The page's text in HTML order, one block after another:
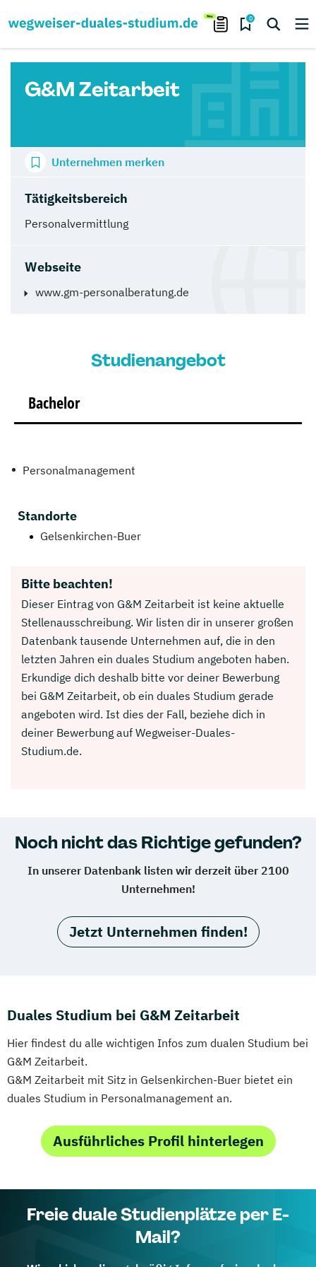
0
G&M Zeitarbeit
Tätigkeitsbereich
Personalvermittlung
Webseite
www.gm-personalberatung.de
Unternehmen merken
Studienangebot
Bachelor
Personalmanagement
Standorte
Gelsenkirchen-Buer
Bitte beachten!
Dieser Eintrag von G&M Zeitarbeit ist keine aktuelle
Stellenausschreibung. Wir listen dir in unserer großen
Datenbank tausende Unternehmen auf, die in den
letzten Jahren ein duales Studium angeboten haben.
Erkundige dich deshalb bitte vor deiner Bewerbung
bei G&M Zeitarbeit, ob ein duales Studium gerade
angeboten wird. Ist dies der Fall, beziehe dich in
deiner Bewerbung auf Wegweiser-Duales-
Studium.de.
Noch nicht das Richtige gefunden?
In unserer Datenbank listen wir derzeit über 2100
Unternehmen!
Jetzt Unternehmen finden!
Duales Studium bei G&M Zeitarbeit
Hier findest du alle wichtigen Infos zum dualen Studium bei
G&M Zeitarbeit.
G&M Zeitarbeit mit Sitz in Gelsenkirchen-Buer bietet ein
duales Studium in Personalmanagement an.
Ausführliches Profil hinterlegen
Freie duale Studienplätze per E-
Mail?